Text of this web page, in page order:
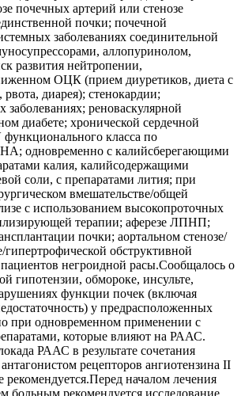
почечных артерий или стенозе
почки; почечной
заболеваниях соединительной
аллопуринолом,
развития нейтропении,
ОЦК (прием диуретиков, диета с
диарея); стенокардии;
заболеваниях; реноваскулярной
диабете; хронической сердечной
функционального класса по
одновременно с калийсберегающими
калия, калийсодержащими
соли, с препаратами лития; при
вмешательстве/общей
с использованием высокопроточных
терапии; аферезе ЛПНП;
почки; аортальном стенозе/
гипертрофической обструктивной
негроидной расы.Сообщалось о
гипотензии, обмороке, инсульте,
функции почек (включая
у предрасположенных
при одновременном применении с
которые влияют на РААС.
РААС в результате сочетания
рецепторов ангиотензина II
началом лечения